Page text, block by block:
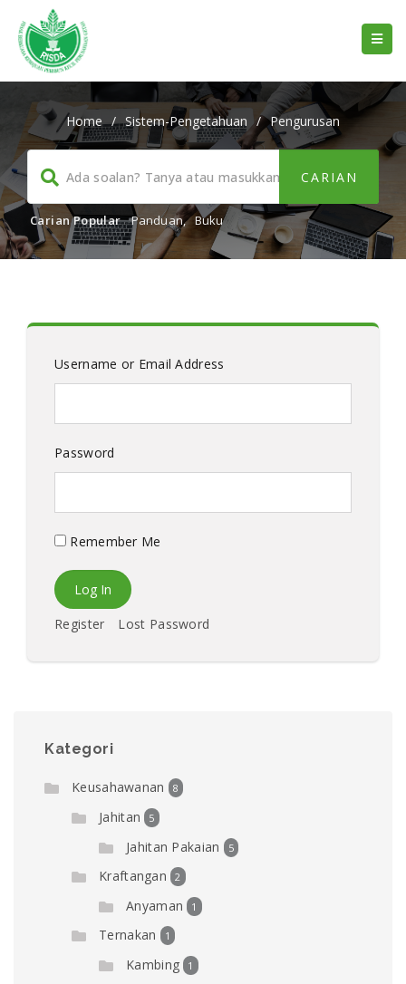
Home / Sistem-Pengetahuan / Pengurusan
Carian Popular Panduan, Buku
Username or Email Address
Password
Remember Me
Register Lost Password
Kategori
Keusahawanan 8
Jahitan 5
Jahitan Pakaian 5
Kraftangan 2
Anyaman 1
Ternakan 1
Kambing 1